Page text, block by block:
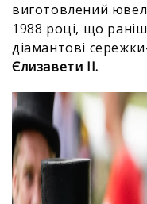
виготовлений
1988 році, що
діамантові
Єлизавети II.